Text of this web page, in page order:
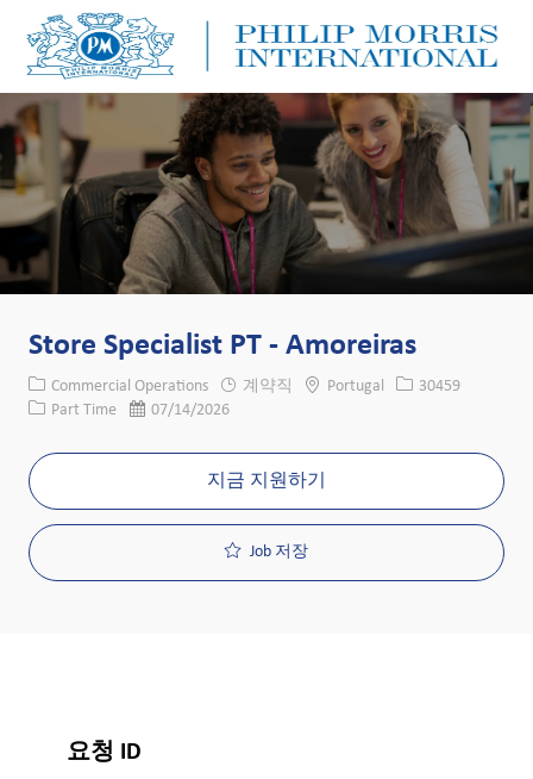
Store Specialist PT - Amoreiras
카테고리
Commercial Operations 계약직 위치Portugal Job ID30459
Job 유형
Part Time 게시일07/14/2026
지금 지원하기
Job 저장
요청 ID